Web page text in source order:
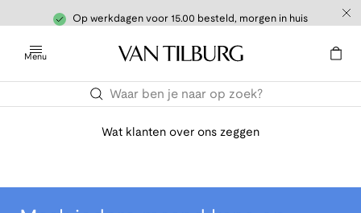
Op werkdagen voor 15.00 besteld, morgen in huis
Menu
Wat klanten over ons zeggen